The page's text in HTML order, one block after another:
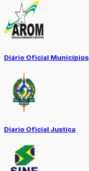
Diário Oficial Municípios
Diario Oficial Justiça